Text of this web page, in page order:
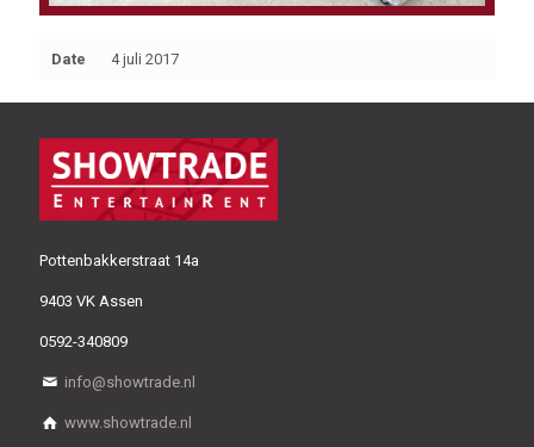
Date 4 juli 2017
Pottenbakkerstraat 14a
9403 VK Assen
0592-340809
info@showtrade.nl
www.showtrade.nl